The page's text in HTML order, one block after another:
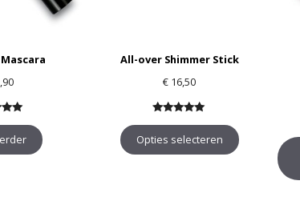
All-over Shimmer Stick
€ 16,50
Opties selecteren